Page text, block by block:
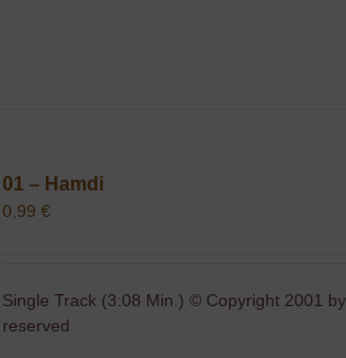
01 – Hamdi
0,99€
Single Track (3:08 Min.) © Copyright 2001
reserved